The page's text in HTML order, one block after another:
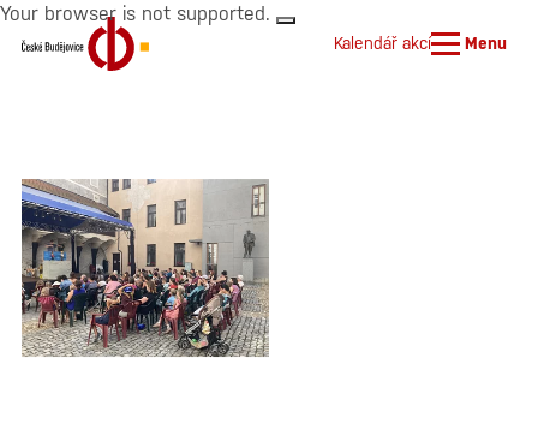
Your browser is not supported.
Kalendář akcí Menu